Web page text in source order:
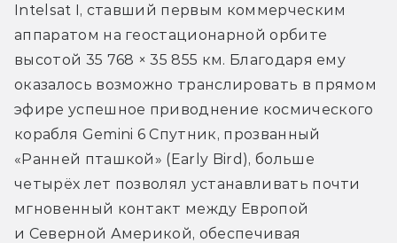
Intelsat I, ставший первым коммерческим
аппаратом на геостационарной орбите
высотой 35 768 × 35 855 км. Благодаря ему
оказалось возможно транслировать в прямом
эфире успешное приводнение космического
корабля Gemini 6 Спутник, прозванный
«Ранней пташкой» (Early Bird), больше
четырёх лет позволял устанавливать почти
мгновенный контакт между Европой
и Северной Америкой, обеспечивая